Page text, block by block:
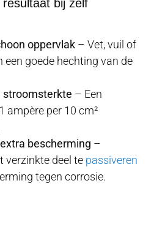
bij zelf
oppervlak – Vet, vuil of
een goede hechting van de
stroomsterkte – Een
ampère per 10 cm²
bescherming –
verzinkte deel te passiveren
tegen corrosie.